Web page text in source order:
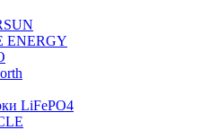
ENERGY
LiFePO4